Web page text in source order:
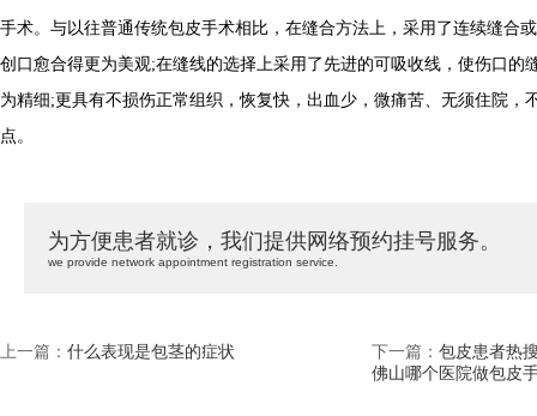
手术。与以往普通传统包皮手术相比，在缝合方法上，采用了连续缝合
创口愈合得更为美观;在缝线的选择上采用了先进的可吸收线，使伤口的
为精细;更具有不损伤正常组织，恢复快，出血少，微痛苦、无须住院，
点。
为方便患者就诊，我们提供网络预约挂号服务。
we provide network appointment registration service.
上一篇： 什么表现是包茎的症状 下一篇： 包皮患者热
佛山哪个医院做包皮